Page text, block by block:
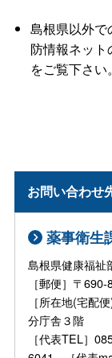
島根県以外で
防情報ネット
をご覧下さい。
お問い合わせ
薬事衛生
島根県健康福祉
［郵便］〒
［所在地(宅配
分庁舎３階
［代表TEL］